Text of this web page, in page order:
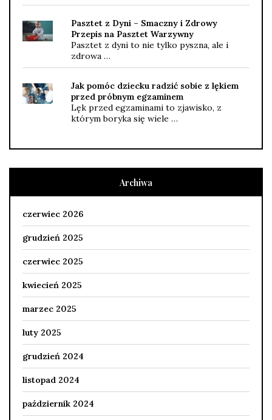
Pasztet z Dyni – Smaczny i Zdrowy
Przepis na Pasztet Warzywny
Pasztet z dyni to nie tylko pyszna, ale i
zdrowa …
Jak pomóc dziecku radzić sobie z lękiem
przed próbnym egzaminem
Lęk przed egzaminami to zjawisko, z
którym boryka się wiele …
Archiwa
czerwiec 2026
grudzień 2025
czerwiec 2025
kwiecień 2025
marzec 2025
luty 2025
grudzień 2024
listopad 2024
październik 2024